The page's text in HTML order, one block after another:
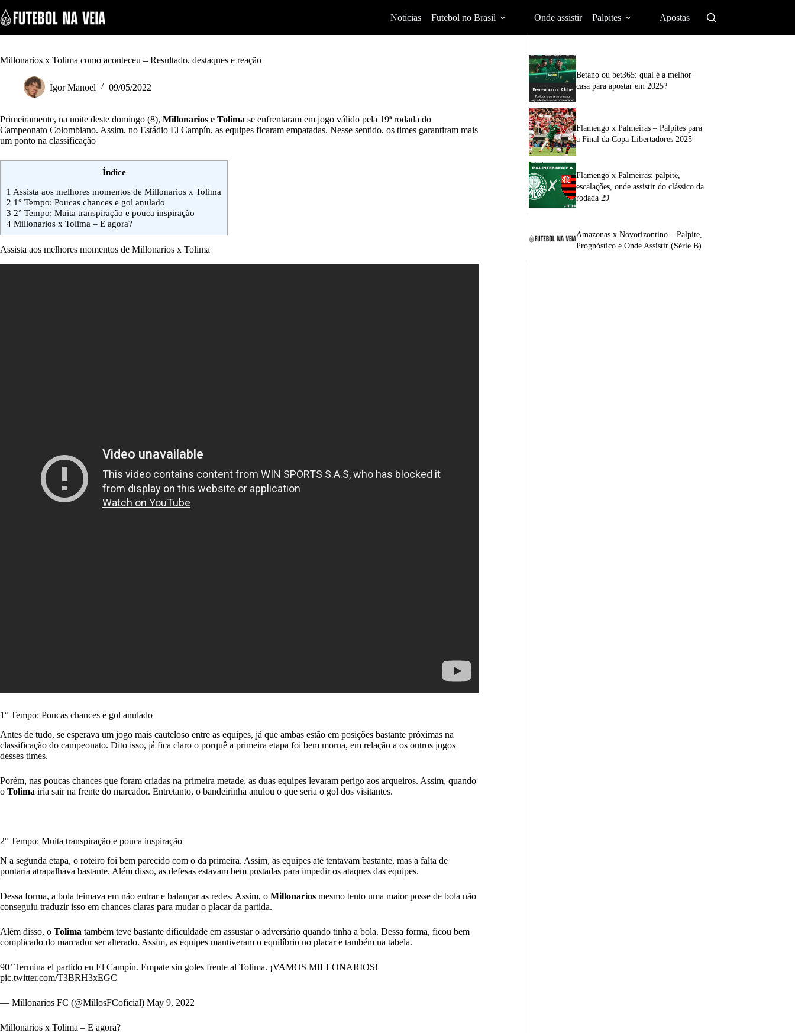
k
i
p
o
n
t
Notícias Futebol no Brasil Onde assistir Palpites Apostas
Millonarios x Tolima como aconteceu – Resultado, destaques e reação
Igor Manoel 09/05/2022
Primeiramente, na noite deste domingo (8), Millonarios e Tolima se enfrentaram em jogo válido pela 19ª rodada do
Campeonato Colombiano. Assim, no Estádio El Campín, as equipes ficaram empatadas. Nesse sentido, os times garantiram mais
um ponto na classificação
Índice
1 Assista aos melhores momentos de Millonarios x Tolima
2 1° Tempo: Poucas chances e gol anulado
3 2° Tempo: Muita transpiração e pouca inspiração
4 Millonarios x Tolima – E agora?
Assista aos melhores momentos de Millonarios x Tolima
1° Tempo: Poucas chances e gol anulado
Antes de tudo, se esperava um jogo mais cauteloso entre as equipes, já que ambas estão em posições bastante próximas na
classificação do campeonato. Dito isso, já fica claro o porquê a primeira etapa foi bem morna, em relação a os outros jogos
desses times.
Porém, nas poucas chances que foram criadas na primeira metade, as duas equipes levaram perigo aos arqueiros. Assim, quando
o Tolima iria sair na frente do marcador. Entretanto, o bandeirinha anulou o que seria o gol dos visitantes.
2° Tempo: Muita transpiração e pouca inspiração
N a segunda etapa, o roteiro foi bem parecido com o da primeira. Assim, as equipes até tentavam bastante, mas a falta de
pontaria atrapalhava bastante. Além disso, as defesas estavam bem postadas para impedir os ataques das equipes.
Dessa forma, a bola teimava em não entrar e balançar as redes. Assim, o Millonarios mesmo tento uma maior posse de bola não
conseguiu traduzir isso em chances claras para mudar o placar da partida.
Além disso, o Tolima também teve bastante dificuldade em assustar o adversário quando tinha a bola. Dessa forma, ficou bem
complicado do marcador ser alterado. Assim, as equipes mantiveram o equilíbrio no placar e também na tabela.
90’ Termina el partido en El Campín. Empate sin goles frente al Tolima. ¡VAMOS MILLONARIOS!
pic.twitter.com/T3BRH3xEGC
— Millonarios FC (@MillosFCoficial) May 9, 2022
Millonarios x Tolima – E agora?
Betano ou bet365: qual é a melhor
casa para apostar em 2025?
Flamengo x Palmeiras – Palpites para
a Final da Copa Libertadores 2025
Flamengo x Palmeiras: palpite,
escalações, onde assistir do clássico da
rodada 29
Amazonas x Novorizontino – Palpite,
Prognóstico e Onde Assistir (Série B)